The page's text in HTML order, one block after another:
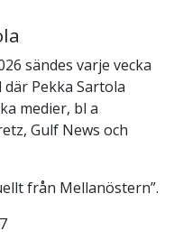
sändes varje vecka
Pekka Sartola
medier, bl a
Gulf News och
från Mellanöstern”.